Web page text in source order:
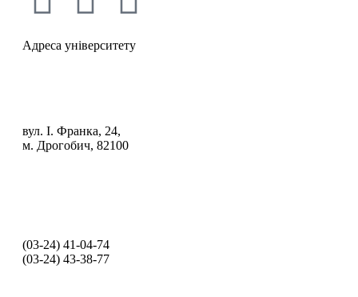
Адреса університету
вул. І. Франка, 24,
м. Дрогобич, 82100
(03‑24) 41‑04‑74
(03‑24) 43‑38‑77